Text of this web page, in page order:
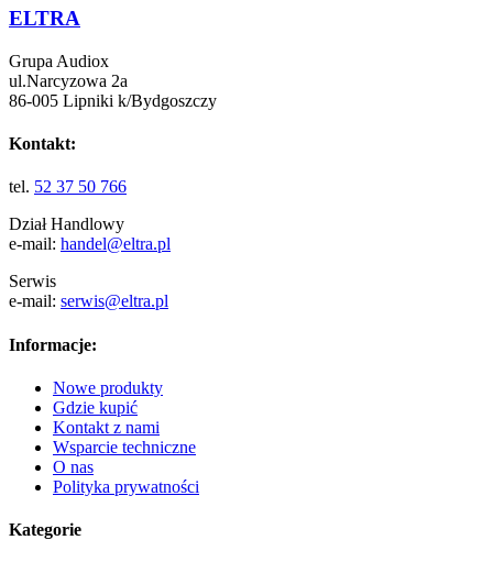
ELTRA
Grupa Audiox
ul.Narcyzowa 2a
86-005 Lipniki k/Bydgoszczy
Kontakt:
tel. 52 37 50 766
Dział Handlowy
e-mail: handel@eltra.pl
Serwis
e-mail: serwis@eltra.pl
Informacje:
Nowe produkty
Gdzie kupić
Kontakt z nami
Wsparcie techniczne
O nas
Polityka prywatności
Kategorie